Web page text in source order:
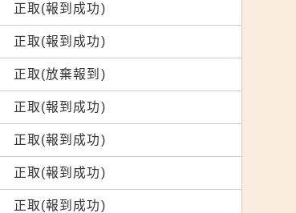
正取(報到成功)
正取(報到成功)
正取(放棄報到)
正取(報到成功)
正取(報到成功)
正取(報到成功)
正取(報到成功)